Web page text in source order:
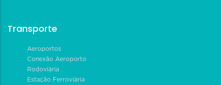
Transporte
Aeroportos
Conexão Aeroporto
Rodoviária
Estação Ferroviária